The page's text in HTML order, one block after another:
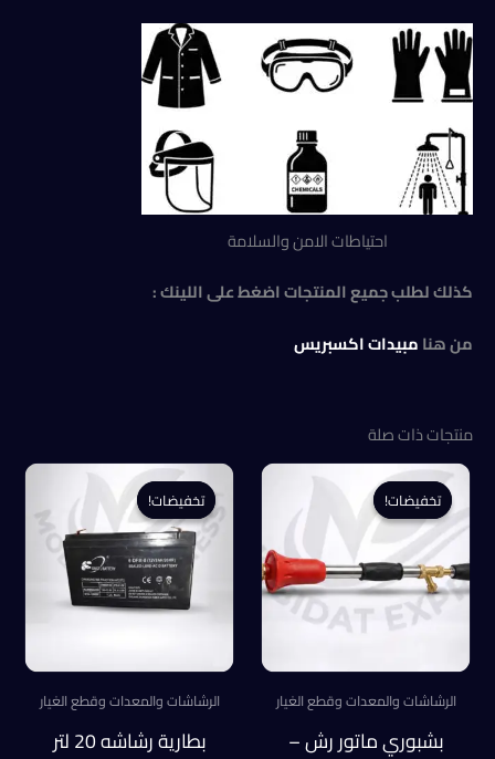
احتياطات الامن والسلامة
كذلك لطلب جميع المنتجات اضغط على اللينك :
من هنامبيدات اكسبريس
منتجات ذات صلة
تخفيضات!
تخفيضات!
الرشاشات والمعدات وقطع الغيار
بشبوري ماتور رش –
تخفيضات!
تخفيضات!
الرشاشات والمعدات وقطع الغيار
بطارية رشاشه 20 لتر